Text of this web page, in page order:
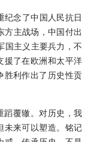
念了中国人民抗日
方主战场，中国付出
国主义主要兵力，不
援了在欧洲和太平洋
胜利作出了历史性贡
蹈覆辙。对历史，我
未来可以塑造。铭记